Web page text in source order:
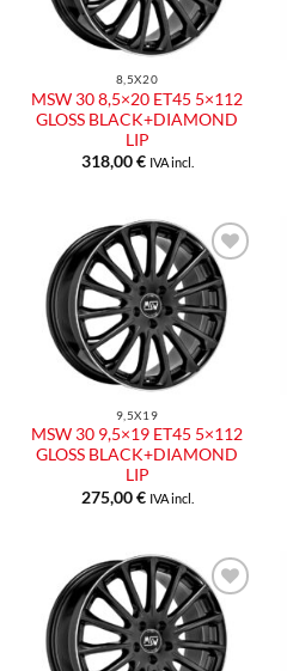
8,5X20
MSW 30 8,5×20 ET45 5×112
GLOSS BLACK+DIAMOND
LIP
318,00€ IVA incl.
Aggiungi
alla lista
dei
desideri
9,5X19
MSW 30 9,5×19 ET45 5×112
GLOSS BLACK+DIAMOND
LIP
275,00€ IVA incl.
Aggiungi
alla lista
dei
desideri